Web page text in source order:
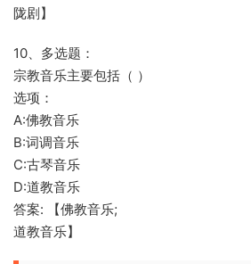
陇剧】
10、多选题：
宗教音乐主要包括（ ）
选项：
A:佛教音乐
B:词调音乐
C:古琴音乐
D:道教音乐
答案: 【佛教音乐;
道教音乐】